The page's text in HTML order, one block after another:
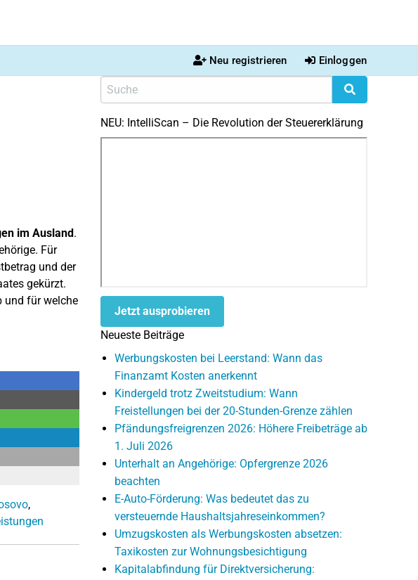
Neu registrieren Einloggen
im Ausland.
Für
und der
gekürzt.
und für welche
,
NEU: IntelliScan – Die Revolution der Steuererklärung
Jetzt ausprobieren
Neueste Beiträge
Werbungskosten bei Leerstand: Wann das
Finanzamt Kosten anerkennt
Kindergeld trotz Zweitstudium: Wann
Freistellungen bei der 20-Stunden-Grenze zählen
Pfändungsfreigrenzen 2026: Höhere Freibeträge ab
1. Juli 2026
Unterhalt an Angehörige: Opfergrenze 2026
beachten
E-Auto-Förderung: Was bedeutet das zu
versteuernde Haushaltsjahreseinkommen?
Umzugskosten als Werbungskosten absetzen:
Taxikosten zur Wohnungsbesichtigung
Kapitalabfindung für Direktversicherung: